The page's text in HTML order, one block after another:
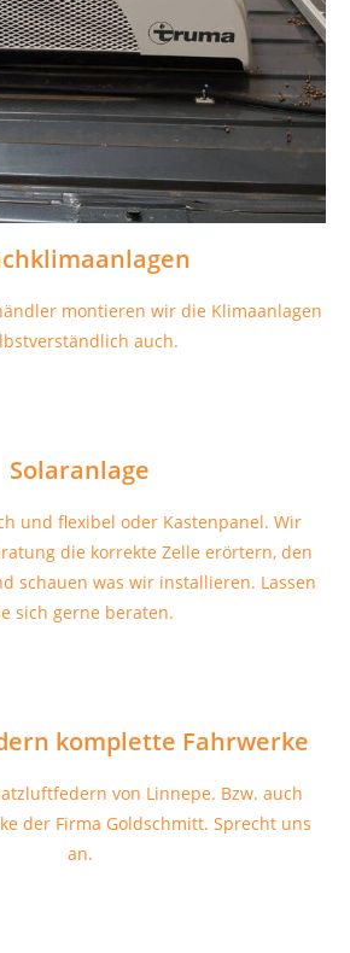
montieren wir die Klimaanlagen
auch.
Solaranlage
und flexibel oder Kastenpanel. Wir
die korrekte Zelle erörtern, den
schauen was wir installieren. Lassen
sich gerne beraten.
komplette Fahrwerke
von Linnepe. Bzw. auch
der Firma Goldschmitt. Sprecht uns
an.